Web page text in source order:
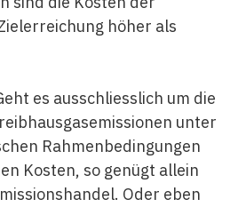
höher als
es ausschliesslich um die
unter
Rahmenbedingungen
Kosten, so genügt allein
Oder eben